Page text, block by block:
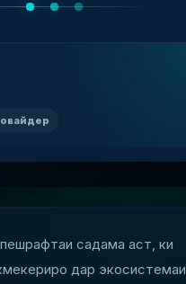
пешрафтаи садама аст, ки
дар экосистемаи